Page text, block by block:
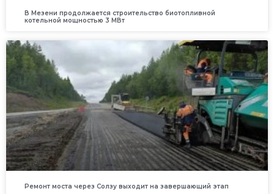
В Мезени продолжается строительство биотопливной
котельной мощностью 3 МВт
Ремонт моста через Солзу выходит на завершающий этап